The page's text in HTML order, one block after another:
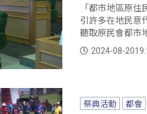
「都市地區原
引許多在地民意
聽取原民會都市
對族語學習、原
會住宅及居住正
2024-08-20
祭典活動 都會